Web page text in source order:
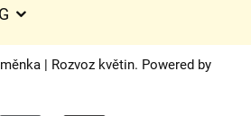
– Übersicht der Möglichkeiten
| Rozvoz květin. Powered by